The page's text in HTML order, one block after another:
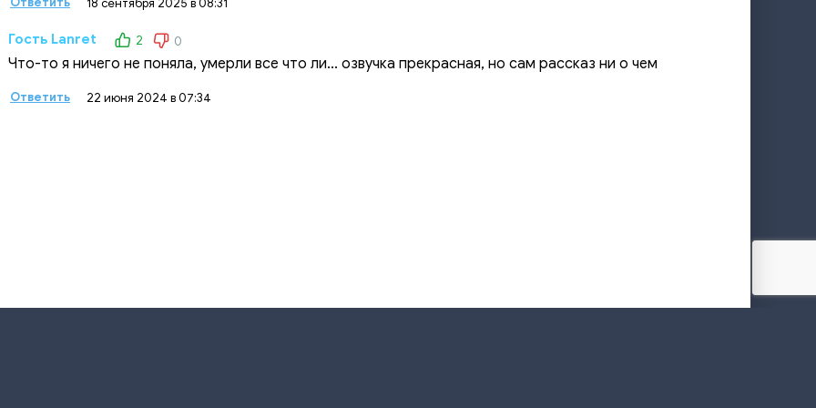
18 сентября 2025 в 08:31
Гость Lanret 2 0
Что-то я ничего не поняла, умерли все что ли... озвучка прекрасная, но сам рассказ ни о чем
Ответить 22 июня 2024 в 07:34